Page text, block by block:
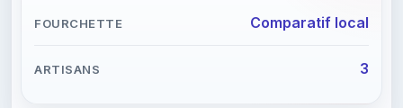
Comparatif local
3